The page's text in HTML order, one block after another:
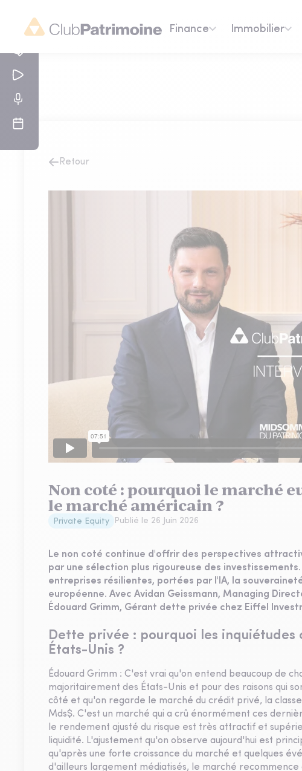
Finance Immobilier
Retour
Non coté : pourquoi le marché
le marché américain ?
Private Equity Publié le 26 Juin 2026
Le non coté continue d'offrir des perspectives
par une sélection plus rigoureuse des
entreprises résilientes, portées par l'IA, la
européenne. Avec Avidan Geissmann, Managing
Édouard Grimm, Gérant dette privée chez Eiffel
Dette privée : pourquoi les
États-Unis ?
Édouard Grimm : C'est vrai qu'on entend beaucoup de
majoritairement des États-Unis et pour des raisons qui
côté et qu'on regarde le marché du crédit privé, la
Mds$. C'est un marché qui a crû énormément ces
le rendement ajusté du risque est très attractif et
liquidité. L'ajustement qu'on observe aujourd'hui est
qu'après une forte croissance du marché et quelques
d'ailleurs largement médiatisés, le marché recommence